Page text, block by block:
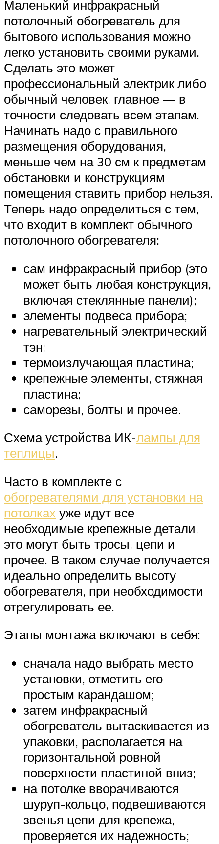
Маленький инфракрасный
потолочный обогреватель для
бытового использования можно
легко установить своими руками.
Сделать это может
профессиональный электрик либо
обычный человек, главное — в
точности следовать всем этапам.
Начинать надо с правильного
размещения оборудования,
меньше чем на 30 см к предметам
обстановки и конструкциям
помещения ставить прибор нельзя.
Теперь надо определиться с тем,
что входит в комплект обычного
потолочного обогревателя:
сам инфракрасный прибор (это
может быть любая конструкция,
включая стеклянные панели);
элементы подвеса прибора;
нагревательный электрический
тэн;
термоизлучающая пластина;
крепежные элементы, стяжная
пластина;
саморезы, болты и прочее.
Схема устройства ИК-лампы для
теплицы.
Часто в комплекте с
обогревателями для установки на
потолках уже идут все
необходимые крепежные детали,
это могут быть тросы, цепи и
прочее. В таком случае получается
идеально определить высоту
обогревателя, при необходимости
отрегулировать ее.
Этапы монтажа включают в себя:
сначала надо выбрать место
установки, отметить его
простым карандашом;
затем инфракрасный
обогреватель вытаскивается из
упаковки, располагается на
горизонтальной ровной
поверхности пластиной вниз;
на потолке вворачиваются
шуруп-кольцо, подвешиваются
звенья цепи для крепежа,
проверяется их надежность;